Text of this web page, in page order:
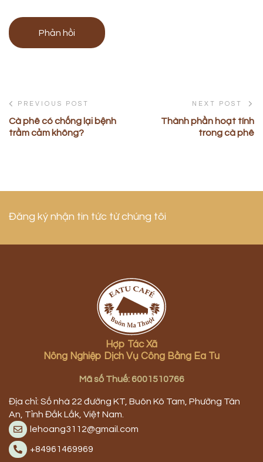
PREVIOUS POST
Cà phê có chống lại bệnh
trầm cảm không?
NEXT POST
Thành phần hoạt tính
trong cà phê
Đăng ký nhận tin tức từ chúng tôi
Hợp Tác Xã
Nông Nghiệp Dịch Vụ Công Bằng Ea Tu
Mã số Thuế: 6001510766
Địa chỉ: Số nhà 22 đường KT, Buôn Kô Tam, Phường Tân
An, Tỉnh Đắk Lắk, Việt Nam.
lehoang3112@gmail.com
+84961469969